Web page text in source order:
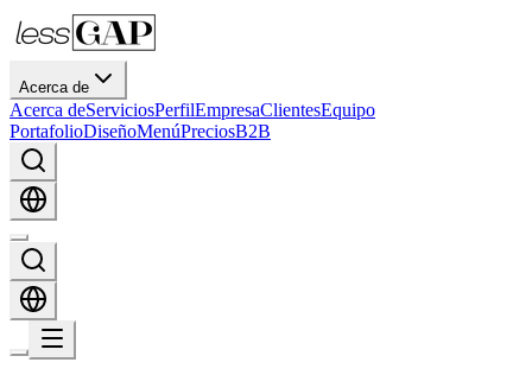
Acerca de
Acerca deServiciosPerfilEmpresaClientesEquipo
PortafolioDiseñoMenúPreciosB2B